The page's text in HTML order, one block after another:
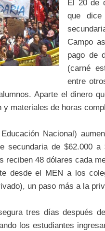
El 20 de
que dice
Campo
pago de
(carné
entre
Aparte el dinero
y materiales de horas
Nacional)
secundaria de $62.000
reciben 48 dólares cada
desde el MEN a los
un paso más a la
tres días después
los estudiantes